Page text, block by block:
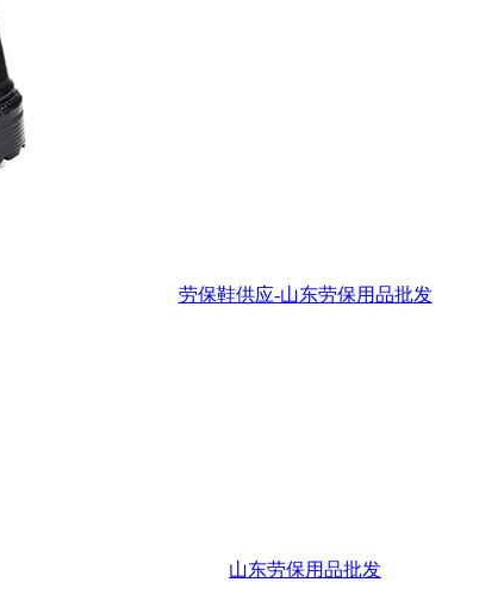
劳保鞋供应-山东劳保用品批发
山东劳保用品批发